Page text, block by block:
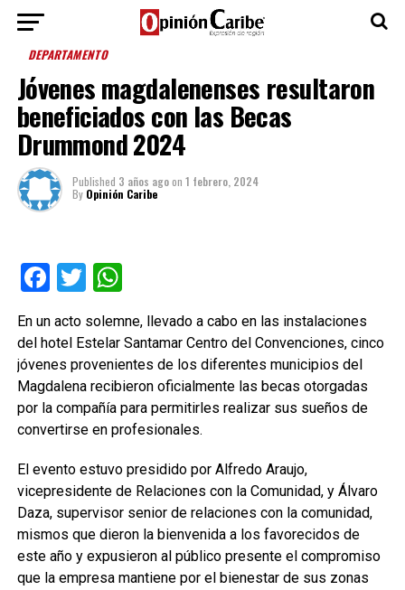
DEPARTAMENTO
Jóvenes magdalenenses resultaron
beneficiados con las Becas
Drummond 2024
Published 3 años agoon 1 febrero, 2024
By Opinión Caribe
Facebook
TwitterWhatsApp
En un acto solemne, llevado a cabo en las instalaciones
del hotel Estelar Santamar Centro del Convenciones, cinco
jóvenes provenientes de los diferentes municipios del
Magdalena recibieron oficialmente las becas otorgadas
por la compañía para permitirles realizar sus sueños de
convertirse en profesionales.
El evento estuvo presidido por Alfredo Araujo,
vicepresidente de Relaciones con la Comunidad, y Álvaro
Daza, supervisor senior de relaciones con la comunidad,
mismos que dieron la bienvenida a los favorecidos de
este año y expusieron al público presente el compromiso
que la empresa mantiene por el bienestar de sus zonas